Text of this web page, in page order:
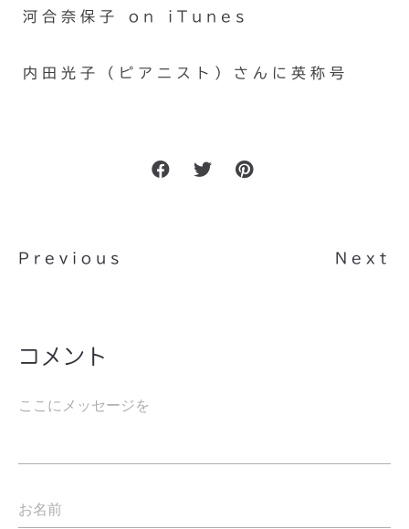
河合奈保子 on iTunes
内田光子（ピアニスト）さんに英称号
Previous Next
コメント